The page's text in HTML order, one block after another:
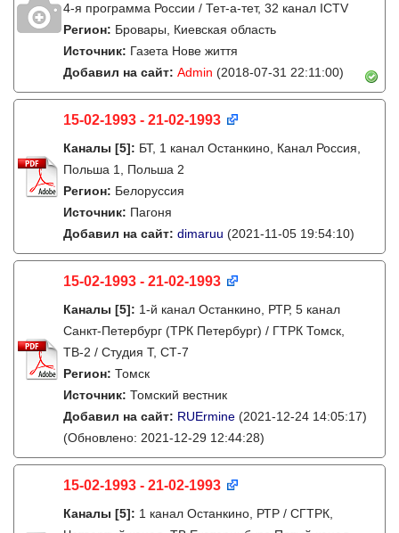
4-я программа России / Тет-а-тет, 32 канал ICTV
Регион: Бровары, Киевская область
Источник: Газета Нове життя
Добавил на сайт: Admin (2018-07-31 22:11:00)
15-02-1993 - 21-02-1993
Каналы [5]: БТ, 1 канал Останкино, Канал Россия,
Польша 1, Польша 2
Регион: Белоруссия
Источник: Пагоня
Добавил на сайт: dimaruu (2021-11-05 19:54:10)
15-02-1993 - 21-02-1993
Каналы [5]: 1-й канал Останкино, РТР, 5 канал
Санкт-Петербург (ТРК Петербург) / ГТРК Томск,
ТВ-2 / Студия Т, СТ-7
Регион: Томск
Источник: Томский вестник
Добавил на сайт: RUErmine (2021-12-24 14:05:17)
(Обновлено: 2021-12-29 12:44:28)
15-02-1993 - 21-02-1993
Каналы [5]: 1 канал Останкино, РТР / СГТРК,